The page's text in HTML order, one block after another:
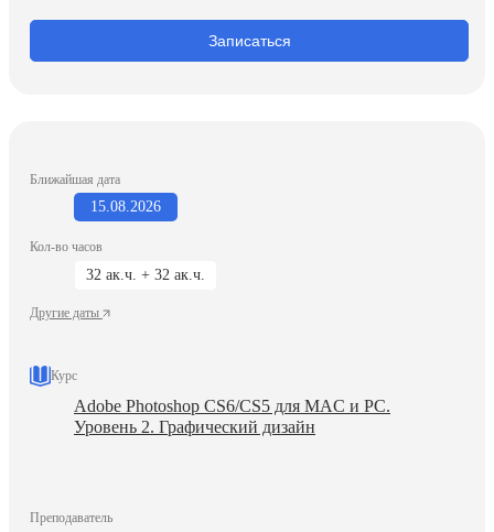
Записаться
Ближайшая дата
15.08.2026
Кол-во часов
32 ак.ч. + 32 ак.ч.
Другие даты
Курс
Adobe Photoshop CS6/CS5 для MAC и PC.
Уровень 2. Графический дизайн
Преподаватель